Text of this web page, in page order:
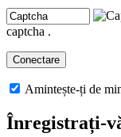
captcha .
Amintește-ți de
Înregistrați-